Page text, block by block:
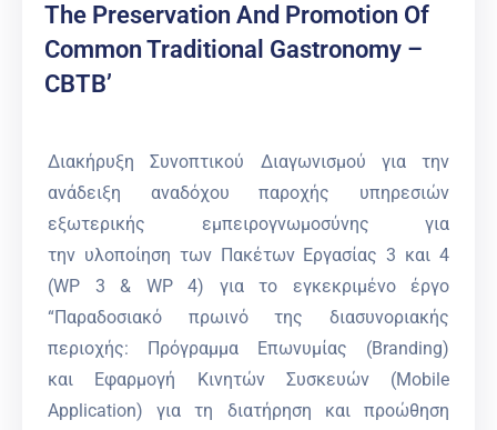
The Preservation And Promotion Of
Common Traditional Gastronomy –
CBTB’
Διακήρυξη Συνοπτικού Διαγωνισμού για την
ανάδειξη αναδόχου παροχής υπηρεσιών
εξωτερικής εμπειρογνωμοσύνης για
την υλοποίηση των Πακέτων Εργασίας 3 και 4
(WP 3 & WP 4) για το εγκεκριμένο έργο
“Παραδοσιακό πρωινό της διασυνοριακής
περιοχής: Πρόγραμμα Επωνυμίας (Branding)
και Εφαρμογή Κινητών Συσκευών (Mobile
Application) για τη διατήρηση και προώθηση